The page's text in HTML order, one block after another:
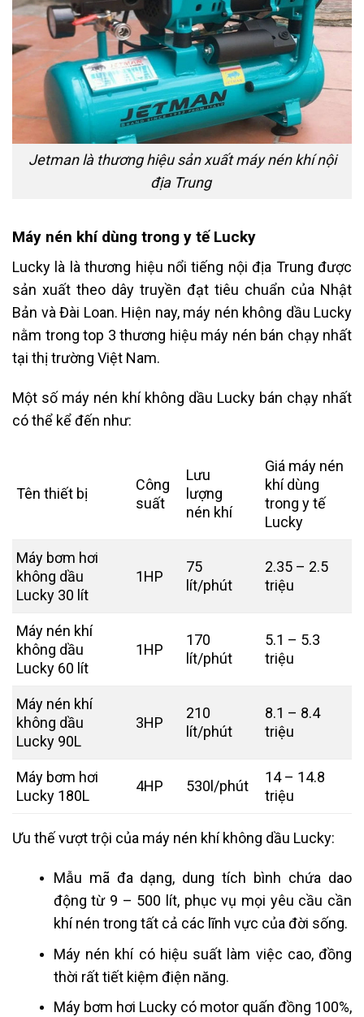
Jetman là thương hiệu sản xuất máy nén khí nội
địa Trung
Máy nén khí dùng trong y tế Lucky
Lucky là là thương hiệu nổi tiếng nội địa Trung được
sản xuất theo dây truyền đạt tiêu chuẩn của Nhật
Bản và Đài Loan. Hiện nay, máy nén không dầu Lucky
nằm trong top 3 thương hiệu máy nén bán chạy nhất
tại thị trường Việt Nam.
Một số máy nén khí không dầu Lucky bán chạy nhất
có thể kể đến như:
Tên thiết bị
Công
suất
Lưu
lượng
nén khí
Giá máy nén
khí dùng
trong y tế
Lucky
Máy bơm hơi
không dầu
Lucky 30 lít
1HP
75
lít/phút
2.35 – 2.5
triệu
Máy nén khí
không dầu
Lucky 60 lít
1HP
170
lít/phút
5.1 – 5.3
triệu
Máy nén khí
không dầu
Lucky 90L
3HP
210
lít/phút
8.1 – 8.4
triệu
Máy bơm hơi
Lucky 180L
4HP 530l/phút
14 – 14.8
triệu
Ưu thế vượt trội của máy nén khí không dầu Lucky:
Mẫu mã đa dạng, dung tích bình chứa dao
động từ 9 – 500 lít, phục vụ mọi yêu cầu cần
khí nén trong tất cả các lĩnh vực của đời sống.
Máy nén khí có hiệu suất làm việc cao, đồng
thời rất tiết kiệm điện năng.
Máy bơm hơi Lucky có motor quấn đồng 100%,